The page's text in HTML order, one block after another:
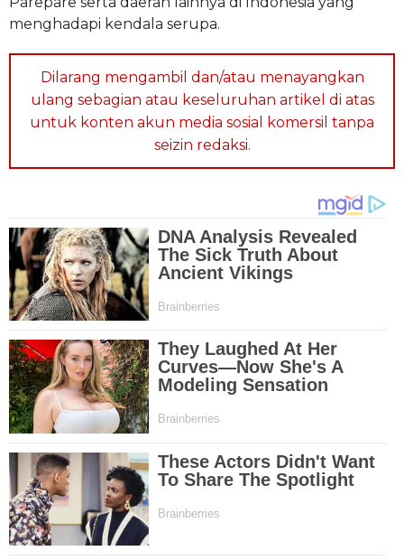
menghadapi kendala serupa.
Dilarang mengambil dan/atau menayangkan
ulang sebagian atau keseluruhan artikel di atas
untuk konten akun media sosial komersil tanpa
seizin redaksi.